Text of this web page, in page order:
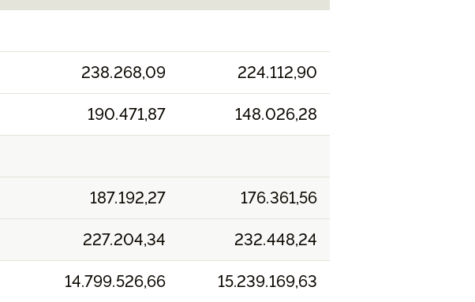
238.268,09 224.112,90
190.471,87 148.026,28
187.192,27 176.361,56
227.204,34 232.448,24
14.799.526,66 15.239.169,63